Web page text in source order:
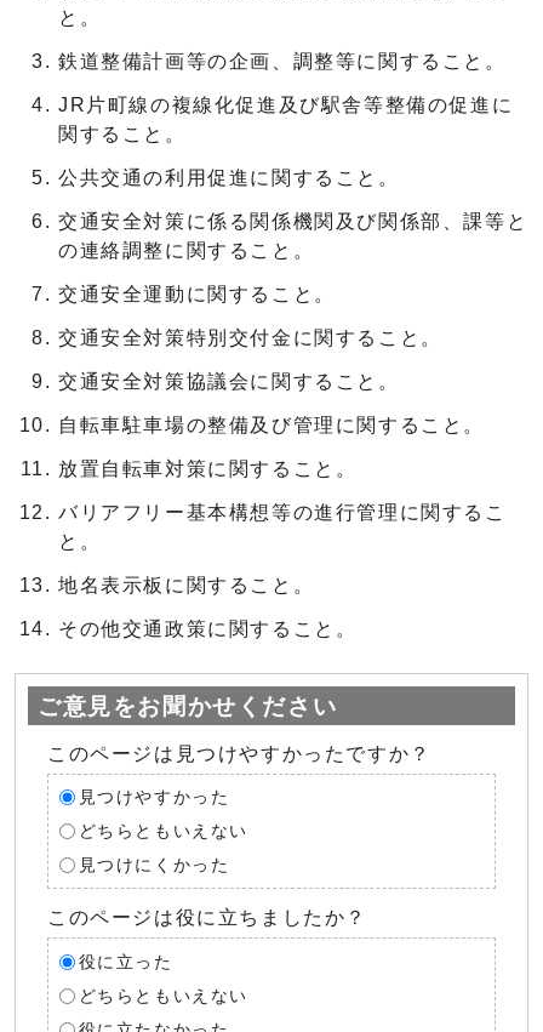
と。
鉄道整備計画等の企画、調整等に関すること。
JR片町線の複線化促進及び駅舎等整備の促進に
関すること。
公共交通の利用促進に関すること。
交通安全対策に係る関係機関及び関係部、課等と
の連絡調整に関すること。
交通安全運動に関すること。
交通安全対策特別交付金に関すること。
交通安全対策協議会に関すること。
自転車駐車場の整備及び管理に関すること。
放置自転車対策に関すること。
バリアフリー基本構想等の進行管理に関するこ
と。
地名表示板に関すること。
その他交通政策に関すること。
ご意見をお聞かせください
このページは見つけやすかったですか？
見つけやすかった
どちらともいえない
見つけにくかった
このページは役に立ちましたか？
役に立った
どちらともいえない